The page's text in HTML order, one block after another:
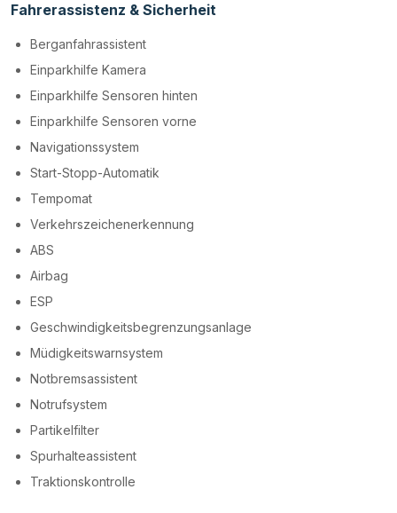
Fahrerassistenz & Sicherheit
Berganfahrassistent
Einparkhilfe Kamera
Einparkhilfe Sensoren hinten
Einparkhilfe Sensoren vorne
Navigationssystem
Start-Stopp-Automatik
Tempomat
Verkehrszeichenerkennung
ABS
Airbag
ESP
Geschwindigkeitsbegrenzungsanlage
Müdigkeitswarnsystem
Notbremsassistent
Notrufsystem
Partikelfilter
Spurhalteassistent
Traktionskontrolle